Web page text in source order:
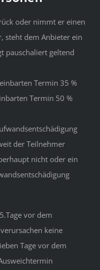
oder nimmt er einen
steht dem Anbieter ein
pauschaliert geltend
Termin 35 %
Termin 50 %
der Teilnehmer
nicht oder ein
vor dem
keine
Tage vor dem